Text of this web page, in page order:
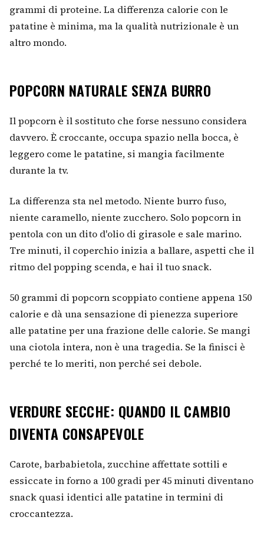
grammi di proteine. La differenza calorie con le
patatine è minima, ma la qualità nutrizionale è un
altro mondo.
POPCORN NATURALE SENZA BURRO
Il popcorn è il sostituto che forse nessuno considera
davvero. È croccante, occupa spazio nella bocca, è
leggero come le patatine, si mangia facilmente
durante la tv.
La differenza sta nel metodo. Niente burro fuso,
niente caramello, niente zucchero. Solo popcorn in
pentola con un dito d'olio di girasole e sale marino.
Tre minuti, il coperchio inizia a ballare, aspetti che il
ritmo del popping scenda, e hai il tuo snack.
50 grammi di popcorn scoppiato contiene appena 150
calorie e dà una sensazione di pienezza superiore
alle patatine per una frazione delle calorie. Se mangi
una ciotola intera, non è una tragedia. Se la finisci è
perché te lo meriti, non perché sei debole.
VERDURE SECCHE: QUANDO IL CAMBIO
DIVENTA CONSAPEVOLE
Carote, barbabietola, zucchine affettate sottili e
essiccate in forno a 100 gradi per 45 minuti diventano
snack quasi identici alle patatine in termini di
croccantezza.